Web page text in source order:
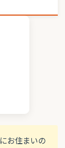
にお住まいの